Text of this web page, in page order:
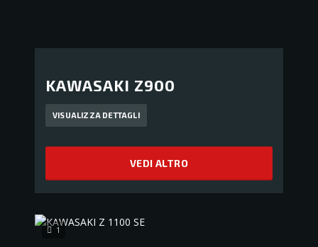
KAWASAKI Z900
VISUALIZZA DETTAGLI
VEDI ALTRO
1